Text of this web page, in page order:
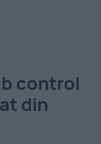
control
din